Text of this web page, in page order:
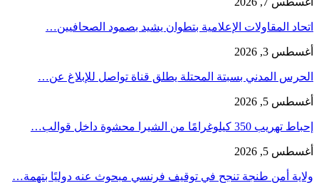
اتحاد المقاولات الإعلامية بتطوان يشيد بصمود الصحافيين…
أغسطس 3, 2026
الحرس المدني بسبتة المحتلة يطلق قناة تواصل للإبلاغ عن…
أغسطس 5, 2026
إحباط تهريب 350 كيلوغرامًا من الشيرا محشوة داخل قوالب…
أغسطس 5, 2026
ولاية أمن طنجة تنجح في توقيف فرنسي مبحوث عنه دوليًا بتهمة…